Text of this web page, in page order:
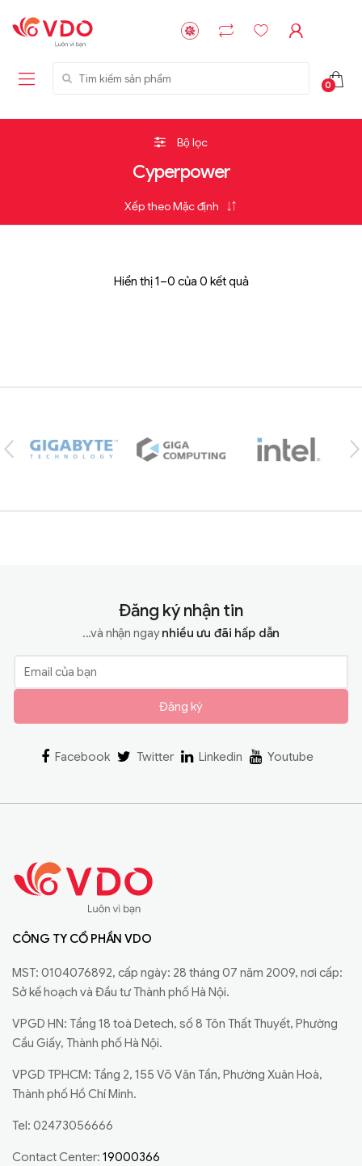
Tìm kiếm sản phẩm
0
Bộ lọc
Cyperpower
Hiển thị 1–0 của 0 kết quả
Đăng ký nhận tin
...và nhận ngaynhiều ưu đãi hấp dẫn
Đăng ký
Facebook Twitter Linkedin Youtube
CÔNG TY CỔ PHẦN VDO
MST: 0104076892, cấp ngày: 28 tháng 07 năm 2009, nơi cấp:
Sở kế hoạch và Đầu tư Thành phố Hà Nội.
VPGD HN: Tầng 18 toà Detech, số 8 Tôn Thất Thuyết, Phường
Cầu Giấy, Thành phố Hà Nội.
VPGD TPHCM: Tầng 2, 155 Võ Văn Tần, Phường Xuân Hoà,
Thành phố Hồ Chí Minh.
Tel: 02473056666
Contact Center: 19000366